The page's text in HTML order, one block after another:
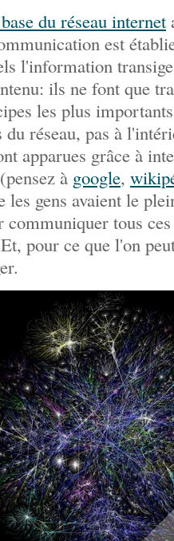
du réseau internet
est
l'information
ils ne font que
les plus
du réseau, pas à
apparues grâce à
à google,
les gens avaient le
tous
pour ce que l'on